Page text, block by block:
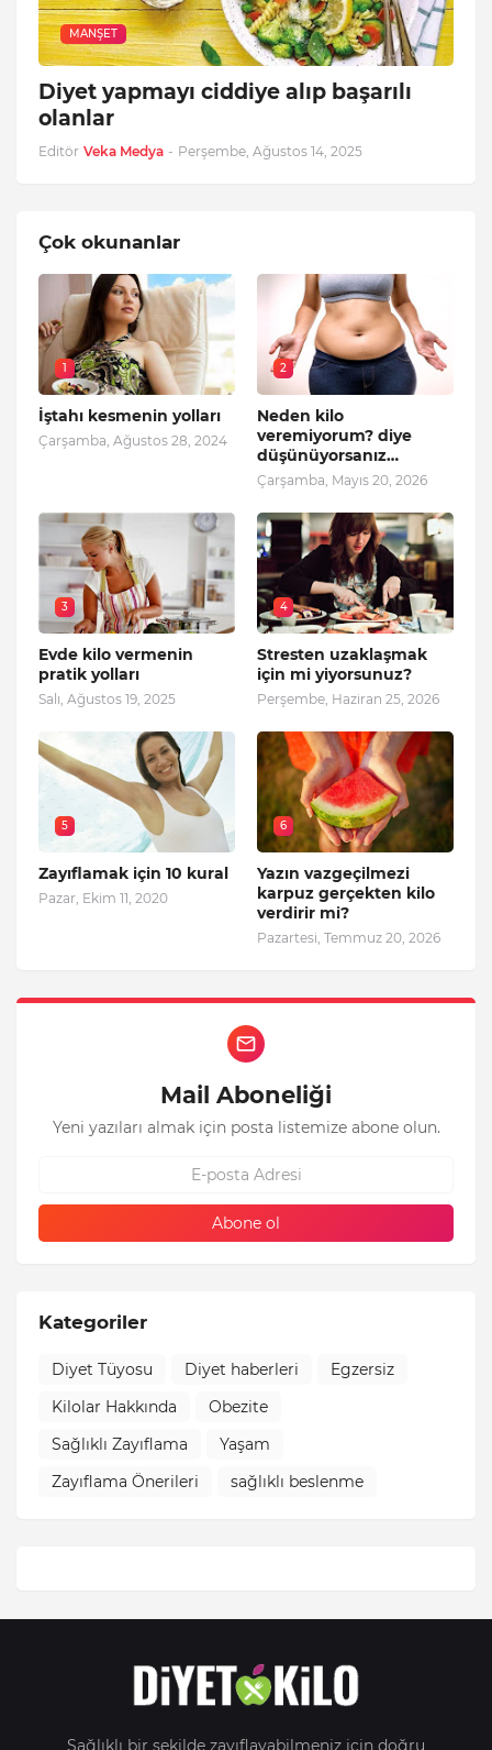
MANŞET
Diyet yapmayı ciddiye alıp başarılı
olanlar
Editör Veka Medya - Perşembe, Ağustos 14, 2025
Çok okunanlar
1
İştahı kesmenin yolları
Çarşamba, Ağustos 28, 2024
2
Neden kilo
veremiyorum? diye
düşünüyorsanız…
Çarşamba, Mayıs 20, 2026
3
Evde kilo vermenin
pratik yolları
Salı, Ağustos 19, 2025
4
Stresten uzaklaşmak
için mi yiyorsunuz?
Perşembe, Haziran 25, 2026
5
Zayıflamak için 10 kural
Pazar, Ekim 11, 2020
6
Yazın vazgeçilmezi
karpuz gerçekten kilo
verdirir mi?
Pazartesi, Temmuz 20, 2026
Mail Aboneliği
Yeni yazıları almak için posta listemize abone olun.
Kategoriler
Diyet Tüyosu Diyet haberleri
Egzersiz
Kilolar Hakkında
Obezite
Sağlıklı Zayıflama
Yaşam
Zayıflama Önerileri
sağlıklı beslenme
Sağlıklı bir şekilde zayıflayabilmeniz için doğru